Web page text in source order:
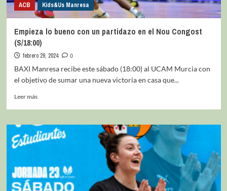
ACB Kids&Us Manresa
Empieza lo bueno con un partidazo en el Nou Congost
(S/18:00)
febrero 29, 2024
0
BAXI Manresa recibe este sábado (18:00) al UCAM Murcia con
el objetivo de sumar una nueva victoria en casa que...
Leer más